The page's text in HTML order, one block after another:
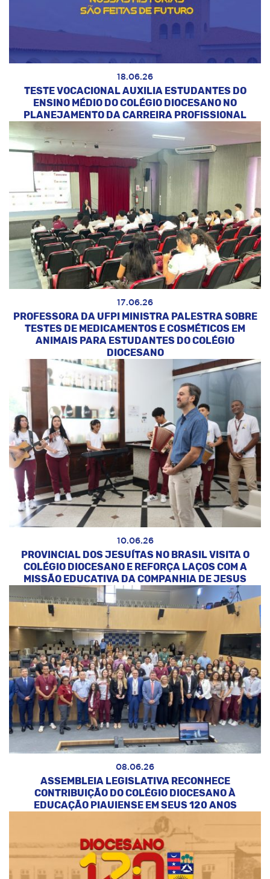
18.06.26
TESTE VOCACIONAL AUXILIA ESTUDANTES DO
ENSINO MÉDIO DO COLÉGIO DIOCESANO NO
PLANEJAMENTO DA CARREIRA PROFISSIONAL
17.06.26
PROFESSORA DA UFPI MINISTRA PALESTRA SOBRE
TESTES DE MEDICAMENTOS E COSMÉTICOS EM
ANIMAIS PARA ESTUDANTES DO COLÉGIO
DIOCESANO
10.06.26
PROVINCIAL DOS JESUÍTAS NO BRASIL VISITA O
COLÉGIO DIOCESANO E REFORÇA LAÇOS COM A
MISSÃO EDUCATIVA DA COMPANHIA DE JESUS
08.06.26
ASSEMBLEIA LEGISLATIVA RECONHECE
CONTRIBUIÇÃO DO COLÉGIO DIOCESANO À
EDUCAÇÃO PIAUIENSE EM SEUS 120 ANOS